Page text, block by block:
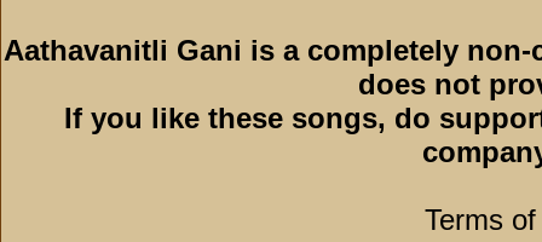
Aathavanitli Gani is a completely
does not
If you like these songs, do
Terms